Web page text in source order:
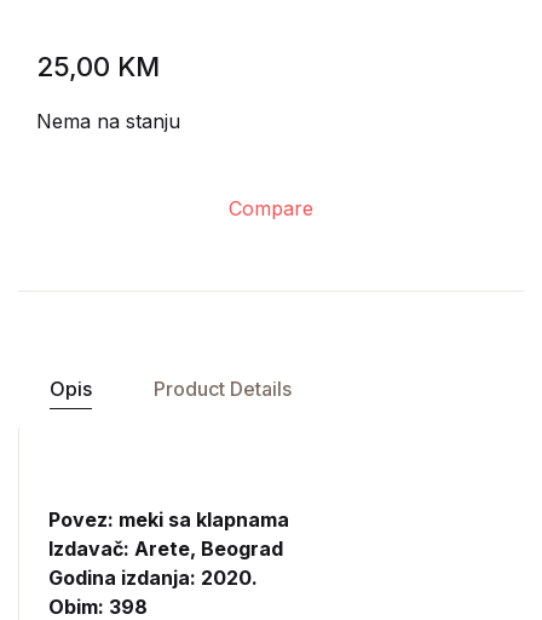
25,00 KM
Nema na stanju
Compare
Opis Product Details
Povez: meki sa klapnama
Izdavač: Arete, Beograd
Godina izdanja: 2020.
Obim: 398